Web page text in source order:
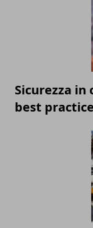
Sicurezza in
best